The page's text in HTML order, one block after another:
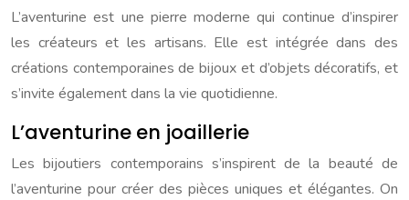
L’aventurine est une pierre moderne qui continue d’inspirer
les créateurs et les artisans. Elle est intégrée dans des
créations contemporaines de bijoux et d’objets décoratifs, et
s’invite également dans la vie quotidienne.
L’aventurine en joaillerie
Les bijoutiers contemporains s’inspirent de la beauté de
l’aventurine pour créer des pièces uniques et élégantes. On